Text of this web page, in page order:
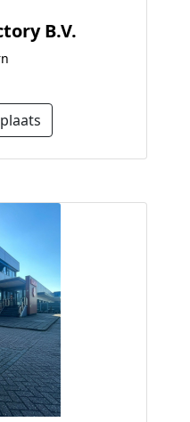
B.V.